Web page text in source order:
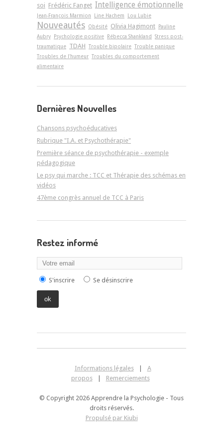
soi Frédéric Fanget Intelligence émotionnelle
Jean-François Marmion Line Hachem Lou Lubie
Nouveautés Obésité Olivia Hagimont
Pauline
Aubry
Psychologie positive Rébecca Shankland
Stress post-
traumatique TDAH Trouble bipolaire Trouble panique
Troubles de l'humeur Troubles du comportement
alimentaire
Dernières Nouvelles
Chansons psychoéducatives
Rubrique "I.A. et Psychothérapie"
Première séance de psychothérapie - exemple
pédagogique
Le psy qui marche : TCC et Thérapie des schémas en
vidéos
47ème congrès annuel de TCC à Paris
Restez informé
S'inscrire Se désinscrire
Informations légales
A
propos
Remerciements
© Copyright 2026 Apprendre la Psychologie - Tous
droits réservés.
Propulsé par Kiubi